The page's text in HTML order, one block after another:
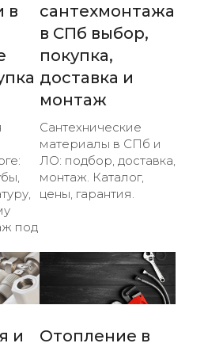
в
под
сантехмонтажа
в СПб выбор,
покупка,
доставка и
монтаж
Сантехнические
материалы в СПб и
ЛО: подбор, доставка,
монтаж. Каталог,
цены, гарантия.
и
Отопление в